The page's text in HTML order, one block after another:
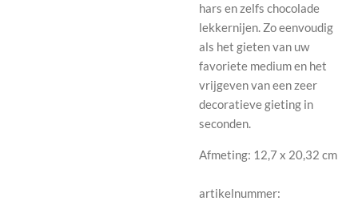
hars en zelfs chocolade
lekkernijen. Zo eenvoudig
als het gieten van uw
favoriete medium en het
vrijgeven van een zeer
decoratieve gieting in
seconden.
Afmeting: 12,7 x 20,32 cm
artikelnummer: